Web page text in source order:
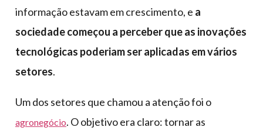
informação estavam em crescimento, e a
sociedade começou a perceber que as inovações
tecnológicas poderiam ser aplicadas em vários
setores.
Um dos setores que chamou a atenção foi o
agronegócio. O objetivo era claro: tornar as